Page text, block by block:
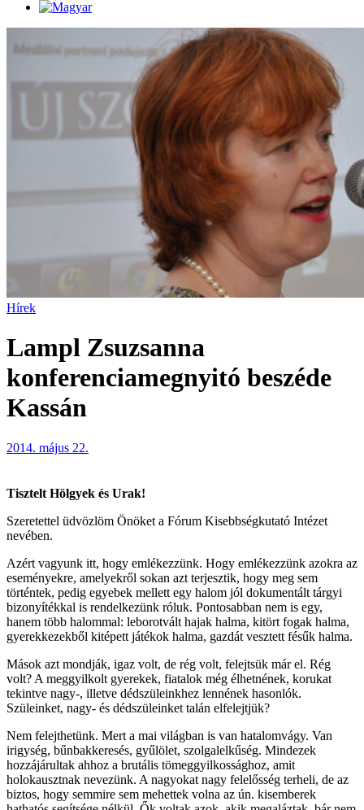
Hírek
Lampl Zsuzsanna
konferenciamegnyitó beszéde
Kassán
2014. május 22.
Tisztelt Hölgyek és Urak!
Szeretettel üdvözlöm Önöket a Fórum Kisebbségkutató Intézet
nevében.
Azért vagyunk itt, hogy emlékezzünk. Hogy emlékezzünk azokra az
eseményekre, amelyekről sokan azt terjesztik, hogy meg sem
történtek, pedig egyebek mellett egy halom jól dokumentált tárgyi
bizonyítékkal is rendelkezünk róluk. Pontosabban nem is egy,
hanem több halommal: leborotvált hajak halma, kitört fogak halma,
gyerekkezekből kitépett játékok halma, gazdát vesztett fésűk halma.
Mások azt mondják, igaz volt, de rég volt, felejtsük már el. Rég
volt? A meggyilkolt gyerekek, fiatalok még élhetnének, korukat
tekintve nagy-, illetve dédszüleinkhez lennének hasonlók.
Szüleinket, nagy- és dédszüleinket talán elfelejtjük?
Nem felejthetünk. Mert a mai világban is van hatalomvágy. Van
irigység, bűnbakkeresés, gyűlölet, szolgalelkűség. Mindezek
hozzájárultak ahhoz a brutális tömeggyilkossághoz, amit
holokausztnak nevezünk. A nagyokat nagy felelősség terheli, de az
biztos, hogy semmire sem mehettek volna az ún. kisemberek